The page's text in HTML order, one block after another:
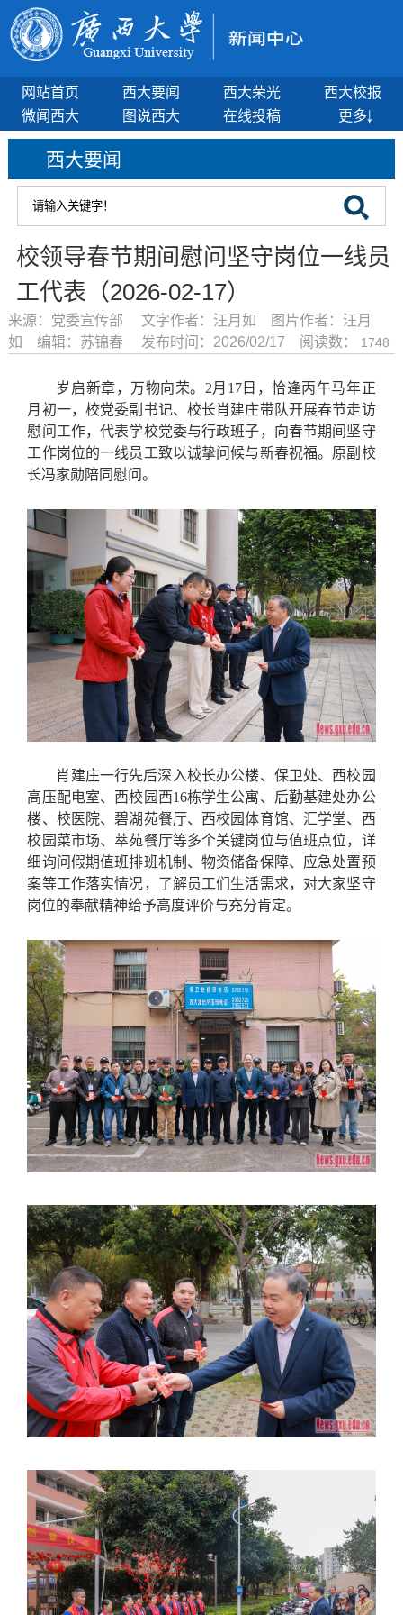
网站首页 西大要闻 西大荣光
西大校报
微闻西大
图说西大 在线投稿 更多
西大要闻
校领导春节期间慰问坚守岗位一线员
工代表（2026-02-17）
来源：党委宣传部 文字作者：汪月如 图片作者：汪月
如 编辑：苏锦春 发布时间：2026/02/17 阅读数：
1748
岁启新章，万物向荣。2月17日，恰逢丙午马年正
月初一，校党委副书记、校长肖建庄带队开展春节走访
慰问工作，代表学校党委与行政班子，向春节期间坚守
工作岗位的一线员工致以诚挚问候与新春祝福。原副校
长冯家勋陪同慰问。
肖建庄一行先后深入校长办公楼、保卫处、西校园
高压配电室、西校园西16栋学生公寓、后勤基建处办公
楼、校医院、碧湖苑餐厅、西校园体育馆、汇学堂、西
校园菜市场、萃苑餐厅等多个关键岗位与值班点位，详
细询问假期值班排班机制、物资储备保障、应急处置预
案等工作落实情况，了解员工们生活需求，对大家坚守
岗位的奉献精神给予高度评价与充分肯定。